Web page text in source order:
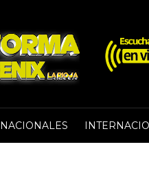
NACIONALES